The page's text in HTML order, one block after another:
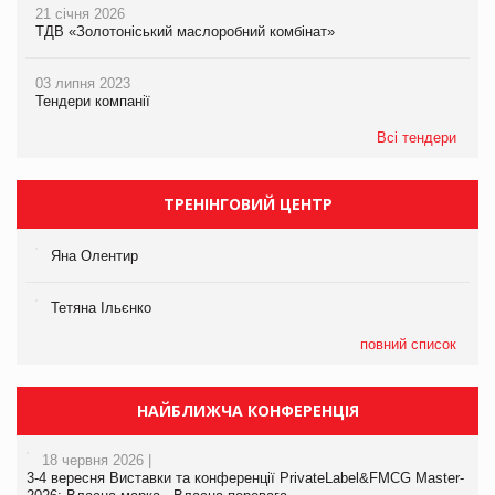
21 січня 2026
ТДВ «Золотоніський маслоробний комбінат»
03 липня 2023
Тендери компанії
Всі тендери
ТРЕНІНГОВИЙ ЦЕНТР
Яна Олентир
Тетяна Ільєнко
повний список
НАЙБЛИЖЧА КОНФЕРЕНЦІЯ
18 червня 2026 |
3-4 вересня Виставки та конференції PrivateLabel&FMCG Master-